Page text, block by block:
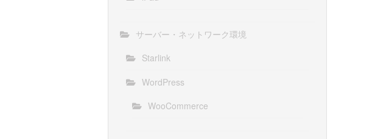
サーバー・ネットワーク環境
Starlink
WordPress
WooCommerce